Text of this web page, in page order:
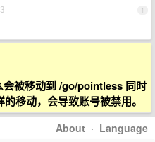
1
被移动到 /go/pointless 同时
移动，会导致账号被禁用。
About · Language